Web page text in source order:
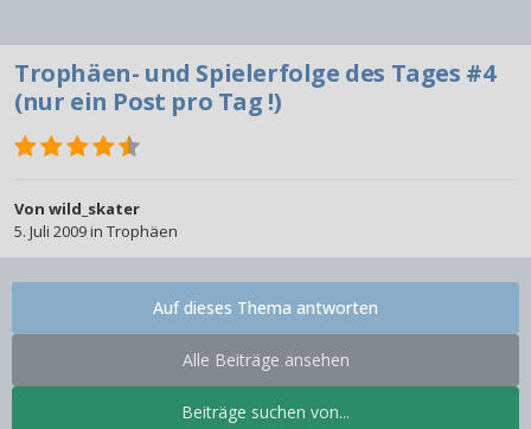
Trophäen- und Spielerfolge des Tages #4
(nur ein Post pro Tag !)
Von wild_skater
5. Juli 2009in Trophäen
Beiträge suchen von...
Alle Beiträge ansehen
Auf dieses Thema antworten